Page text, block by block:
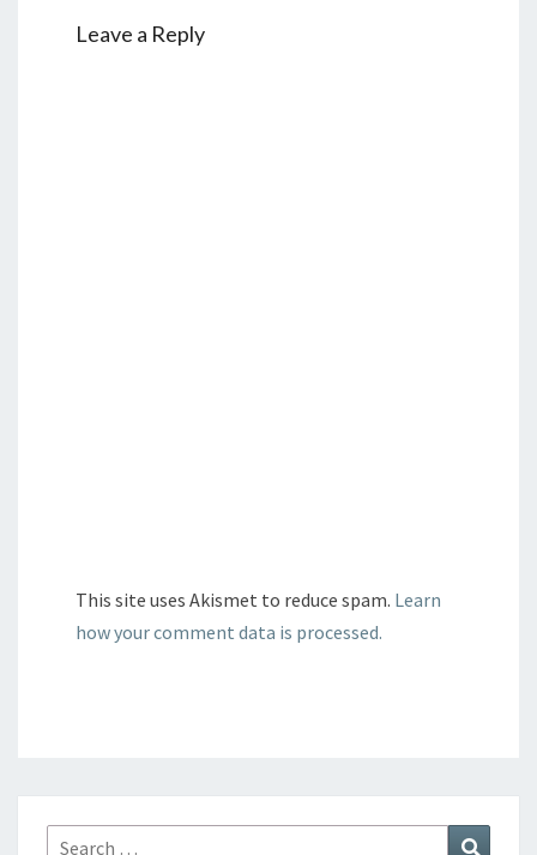
Leave a Reply
This site uses Akismet to reduce spam. Learn
how your comment data is processed.
Search